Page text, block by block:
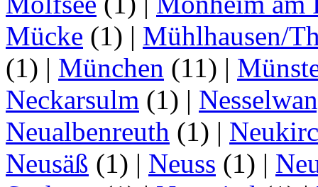
Mücke (1) | Mühlhausen/
(1) | München (11) |
Neckarsulm (1) |
Neualbenreuth (1) |
Neusäß (1) | Neuss (1) |